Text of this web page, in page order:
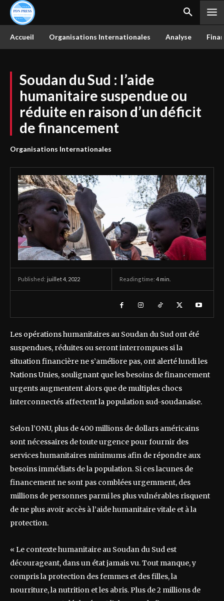
Accueil Organisations Internationales Analyse
Soudan du Sud : l’aide
humanitaire suspendue ou
réduite en raison d’un déficit
de financement
Organisations Internationales
Published: juillet 4, 2022 Reading time: 4 min.
Les opérations humanitaires au Soudan du Sud ont été
suspendues, réduites ou seront interrompues si la
situation financière ne s’améliore pas, ont alerté lundi les
Nations Unies, soulignant que les besoins de financement
urgents augmentent alors que de multiples chocs
interconnectés affectent la population sud-soudanaise.
Selon l’ONU, plus de 400 millions de dollars américains
sont nécessaires de toute urgence pour fournir des
services humanitaires minimums afin de répondre aux
besoins immédiats de la population. Si ces lacunes de
financement ne sont pas comblées urgemment, des
millions de personnes parmi les plus vulnérables risquent
de ne plus avoir accès à l’aide humanitaire vitale et à la
protection.
« Le contexte humanitaire au Soudan du Sud est
décourageant, dans un état jamais vu. Tout manque, y
compris la protection des femmes et des filles, la
nourriture, la nutrition et les abris. Plus de 2 millions de